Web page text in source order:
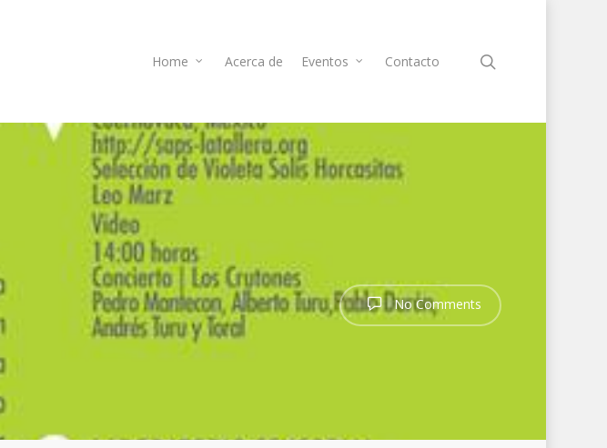
Home Acerca de Eventos Contacto
No Comments